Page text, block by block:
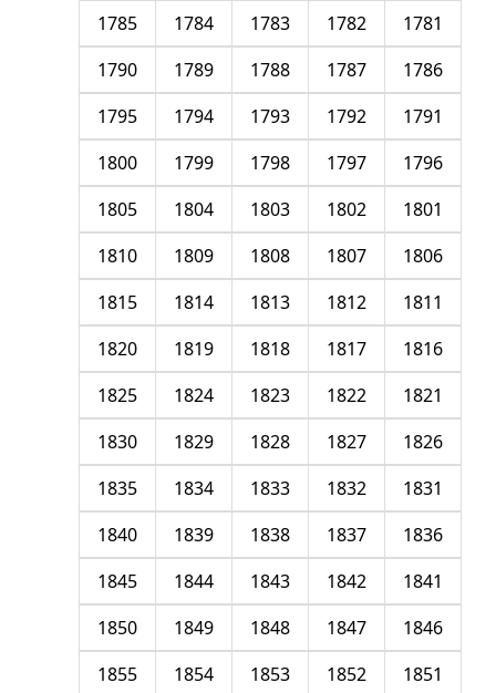
1781
1782
1783
1784
1785
1786
1787
1788
1789
1790
1791
1792
1793
1794
1795
1796
1797
1798
1799
1800
1801
1802
1803
1804
1805
1806
1807
1808
1809
1810
1811
1812
1813
1814
1815
1816
1817
1818
1819
1820
1821
1822
1823
1824
1825
1826
1827
1828
1829
1830
1831
1832
1833
1834
1835
1836
1837
1838
1839
1840
1841
1842
1843
1844
1845
1846
1847
1848
1849
1850
1851
1852
1853
1854
1855